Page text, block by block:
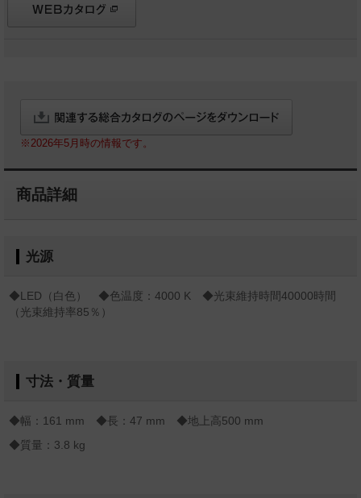
※2026年5月時の情報です。
商品詳細
光源
◆LED（白色） ◆色温度：4000 K ◆光束維持時間40000時間
（光束維持率85％）
寸法・質量
◆幅：161 mm ◆長：47 mm ◆地上高500 mm
◆質量：3.8 kg